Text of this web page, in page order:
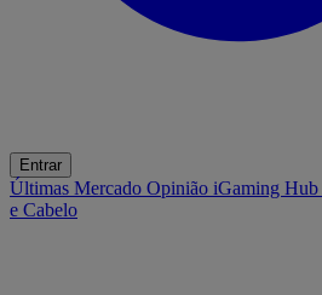
Entrar
Últimas Mercado Opinião iGaming Hub
e Cabelo